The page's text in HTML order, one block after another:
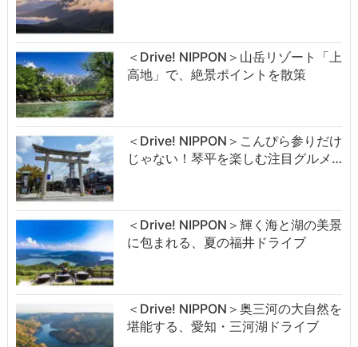
＜Drive! NIPPON＞山岳リゾート「上
高地」で、絶景ポイントを散策
＜Drive! NIPPON＞こんぴら参りだけ
じゃない！琴平を楽しむ注目グルメ…
＜Drive! NIPPON＞輝く海と湖の美景
に包まれる、夏の福井ドライブ
＜Drive! NIPPON＞奥三河の大自然を
堪能する、愛知・三河湖ドライブ